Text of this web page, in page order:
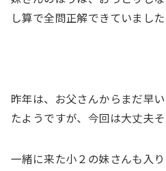
し算で全問正解できていました
昨年は、お父さんからまだ早
たようですが、今回は大丈夫そ
一緒に来た小２の妹さんも入